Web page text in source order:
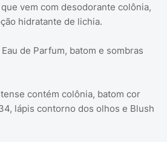
vem com desodorante colônia,
hidratante de lichia.
de Parfum, batom e sombras
contém colônia, batom cor
lápis contorno dos olhos e Blush